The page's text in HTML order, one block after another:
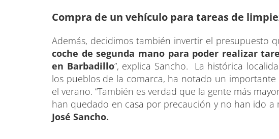
Compra de un vehículo para tareas de
Además, decidimos también invertir el presupuesto
coche de segunda mano para poder realizar
en Barbadillo”, explica Sancho. La histórica
los pueblos de la comarca, ha notado un
el verano. “También es verdad que la gente más
han quedado en casa por precaución y no han ido a
José Sancho.